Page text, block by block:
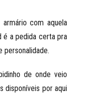
com aquela
é a pedida certa pra
personalidade.
de onde veio
disponíveis por aqui